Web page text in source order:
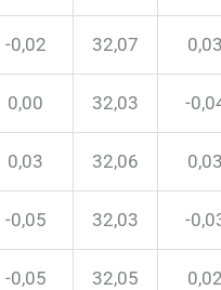
-0,02 32,07
0,00 32,03 -
0,03 32,06
-0,05 32,03 -
-0,05 32,05